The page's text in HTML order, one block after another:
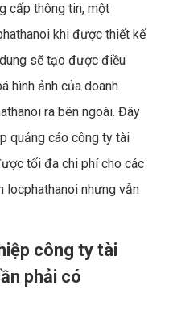
cấp thông tin, một
khi được thiết kế
sẽ tạo được điều
hình ảnh của doanh
ra bên ngoài. Đây
quảng cáo công ty tài
tối đa chi phí cho các
locphathanoi nhưng vẫn
công ty tài
phải có